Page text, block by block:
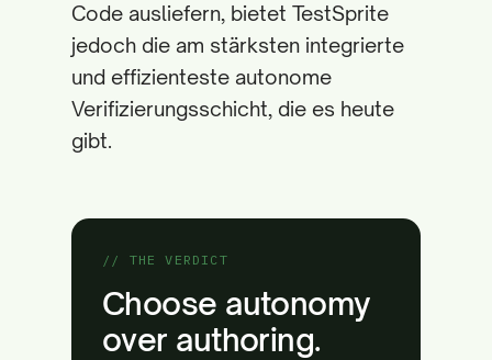
Code ausliefern, bietet TestSprite
jedoch die am stärksten integrierte
und effizienteste autonome
Verifizierungsschicht, die es heute
gibt.
// THE VERDICT
Choose autonomy
over authoring.